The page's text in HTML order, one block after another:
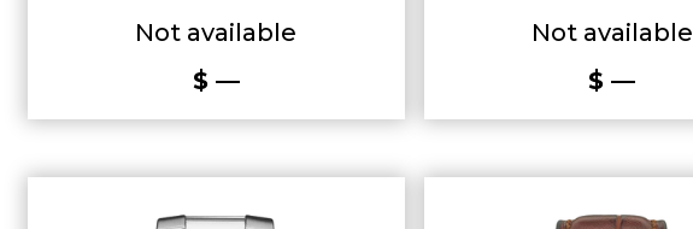
Not available
$ —
Not available
$ —